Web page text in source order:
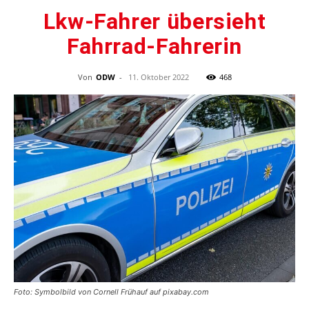
Lkw-Fahrer übersieht
Fahrrad-Fahrerin
Von ODW - 11. Oktober 2022 468
Foto: Symbolbild von Cornell Frühauf auf pixabay.com